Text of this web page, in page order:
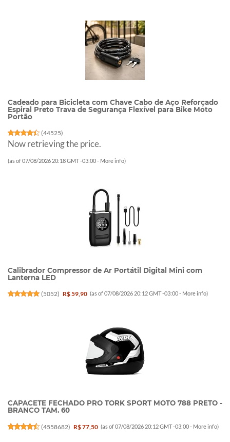
Cadeado para Bicicleta com Chave Cabo de Aço Reforçado
Espiral Preto Trava de Segurança Flexível para Bike Moto
Portão
(44525)
Now retrieving the price.
(as of 07/08/2026 20:18 GMT -03:00 - More info)
Calibrador Compressor de Ar Portátil Digital Mini com
Lanterna LED
(5052) R$ 59,90 (as of 07/08/2026 20:12 GMT -03:00 - More info)
CAPACETE FECHADO PRO TORK SPORT MOTO 788 PRETO -
BRANCO TAM. 60
(4558682) R$ 77,50 (as of 07/08/2026 20:12 GMT -03:00 - More info)